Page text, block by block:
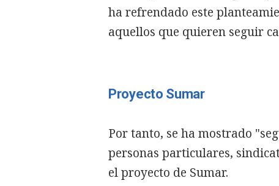
ha refrendado este
aquellos que quieren seguir
Proyecto Sumar
Por tanto, se ha mostrado
personas particulares,
el proyecto de Sumar.